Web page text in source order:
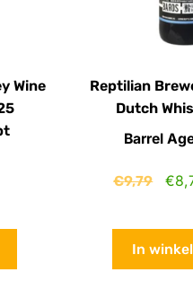
Wine
Reptilian
Dutch
Barrel
€9,79 €
In